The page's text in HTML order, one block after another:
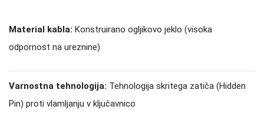
Material kabla: Konstruirano ogljikovo jeklo (visoka
odpornost na ureznine)
Varnostna tehnologija: Tehnologija skritega zatiča (Hidden
Pin) proti vlamljanju v ključavnico